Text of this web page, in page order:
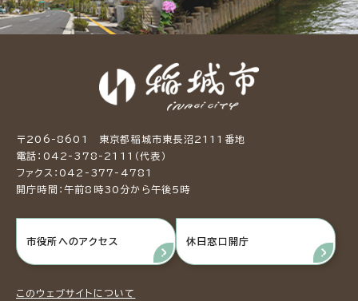
〒206-8601 東京都稲城市東長沼2111番地
電話：042-378-2111（代表）
ファクス：042-377-4781
開庁時間：午前8時30分から午後5時
市役所へのアクセス 休日窓口開庁
このウェブサイトについて